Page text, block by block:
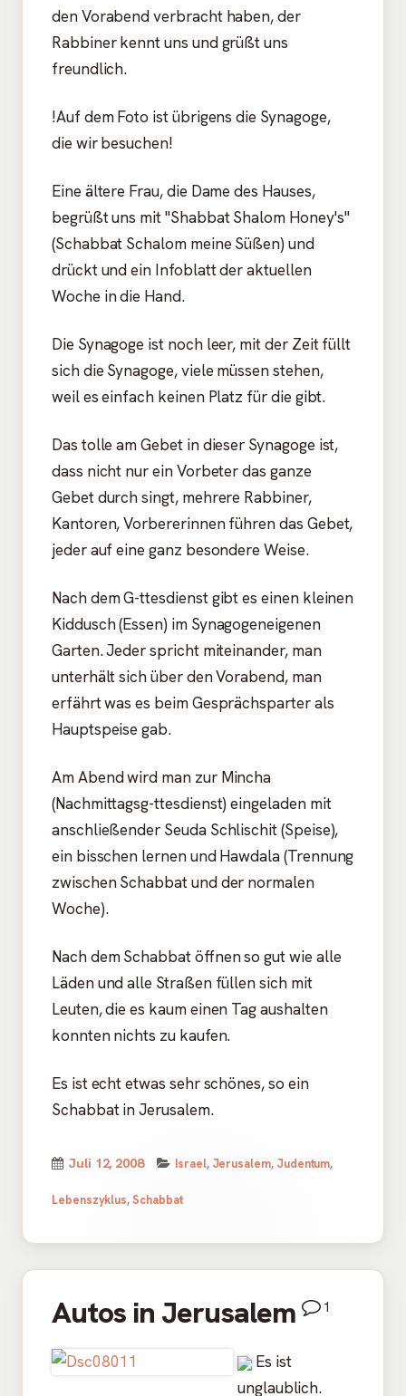
den Vorabend verbracht haben, der
Rabbiner kennt uns und grüßt uns
freundlich.
!Auf dem Foto ist übrigens die Synagoge,
die wir besuchen!
Eine ältere Frau, die Dame des Hauses,
begrüßt uns mit "Shabbat Shalom Honey's"
(Schabbat Schalom meine Süßen) und
drückt und ein Infoblatt der aktuellen
Woche in die Hand.
Die Synagoge ist noch leer, mit der Zeit füllt
sich die Synagoge, viele müssen stehen,
weil es einfach keinen Platz für die gibt.
Das tolle am Gebet in dieser Synagoge ist,
dass nicht nur ein Vorbeter das ganze
Gebet durch singt, mehrere Rabbiner,
Kantoren, Vorbererinnen führen das Gebet,
jeder auf eine ganz besondere Weise.
Nach dem G-ttesdienst gibt es einen kleinen
Kiddusch (Essen) im Synagogeneigenen
Garten. Jeder spricht miteinander, man
unterhält sich über den Vorabend, man
erfährt was es beim Gesprächsparter als
Hauptspeise gab.
Am Abend wird man zur Mincha
(Nachmittagsg-ttesdienst) eingeladen mit
anschließender Seuda Schlischit (Speise),
ein bisschen lernen und Hawdala (Trennung
zwischen Schabbat und der normalen
Woche).
Nach dem Schabbat öffnen so gut wie alle
Läden und alle Straßen füllen sich mit
Leuten, die es kaum einen Tag aushalten
konnten nichts zu kaufen.
Es ist echt etwas sehr schönes, so ein
Schabbat in Jerusalem.
Veröffentlicht
am
Juli 12, 2008 Kategorien
Israel, Jerusalem, Judentum,
Lebenszyklus,Schabbat
Autos in Jerusalem 1
Es ist
unglaublich.